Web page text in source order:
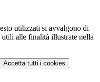
utilizzati si avvalgono di
utili alle finalità illustrate nella
Accetta tutti i cookies